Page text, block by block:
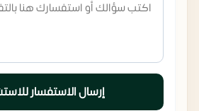
إرسال الاستفسار